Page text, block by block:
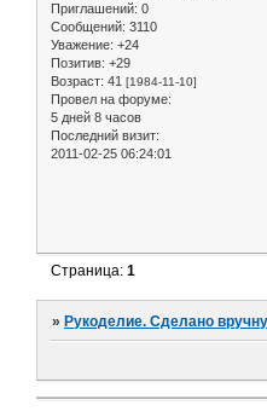
Приглашений: 0
Сообщений: 3110
Уважение: +24
Позитив: +29
Возраст: 41 [1984-11-10]
Провел на форуме:
5 дней 8 часов
Последний визит:
2011-02-25 06:24:01
Страница:1
» Рукоделие. Сделано